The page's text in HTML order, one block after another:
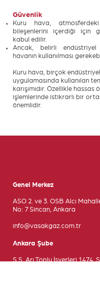
Güvenlik
Kuru hava,
bileşenlerini içerdiği için
kabul edilir.
Ancak, belirli
havanın kullanılması
Kuru hava, birçok
uygulamasında kullanılan
karışımıdır. Özellikle hassas
işlemlerinde istikrarlı bir
önemlidir.
Genel Merkez
ASO 2. ve 3. OSB Alcı
No: 7 Sincan, Ankara
info@vasakgaz.com.tr
Ankara Şube
S.S. Arı Toplu İşyerleri 1474.